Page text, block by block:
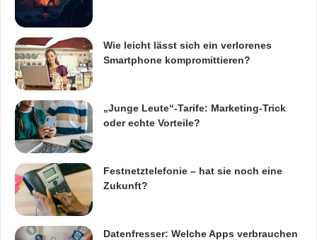
Wie leicht lässt sich ein verlorenes
Smartphone kompromittieren?
„Junge Leute“-Tarife: Marketing-Trick
oder echte Vorteile?
Festnetztelefonie – hat sie noch eine
Zukunft?
Datenfresser: Welche Apps verbrauchen